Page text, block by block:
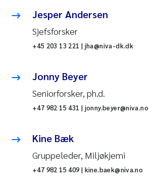
Jesper Andersen
Sjefsforsker
+45 203 13 221 | jha@niva-dk.dk
Jonny Beyer
Seniorforsker, ph.d.
+47 982 15 431 | jonny.beyer@niva.no
Kine Bæk
Gruppeleder, Miljøkjemi
+47 982 15 409 | kine.baek@niva.no